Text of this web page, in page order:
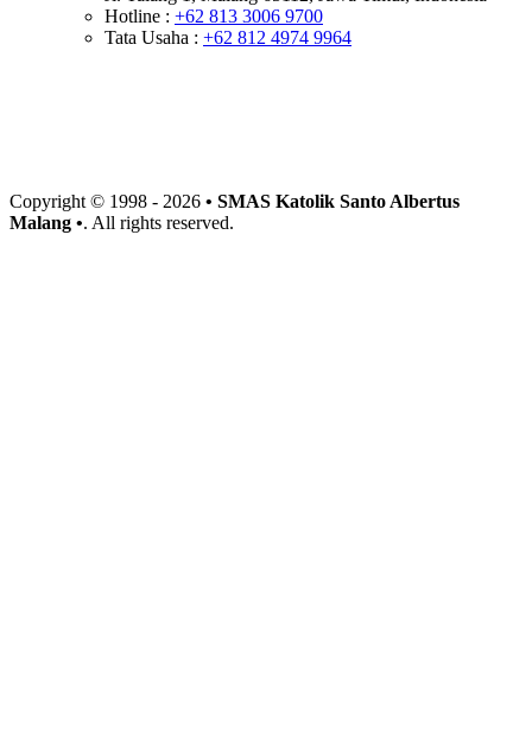
Hotline : +62 813 3006 9700
Tata Usaha : +62 812 4974 9964
Copyright © 1998 - 2026 • SMAS Katolik Santo Albertus
Malang •. All rights reserved.